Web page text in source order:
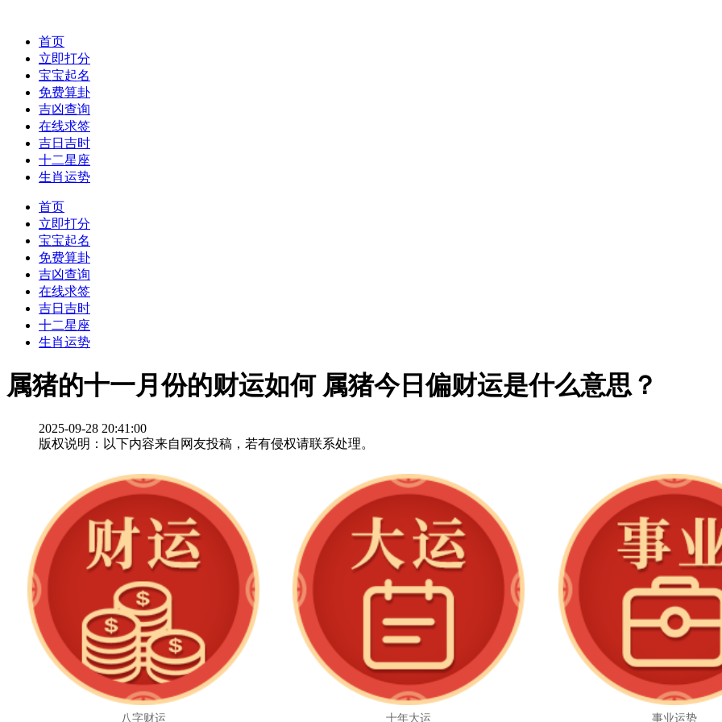
首页
立即打分
宝宝起名
免费算卦
吉凶查询
在线求签
吉日吉时
十二星座
生肖运势
首页
立即打分
宝宝起名
免费算卦
吉凶查询
在线求签
吉日吉时
十二星座
生肖运势
属猪的十一月份的财运如何 属猪今日偏财运是什么意思？
2025-09-28 20:41:00
版权说明：以下内容来自网友投稿，若有侵权请联系处理。
八字财运 十年大运 事业运势